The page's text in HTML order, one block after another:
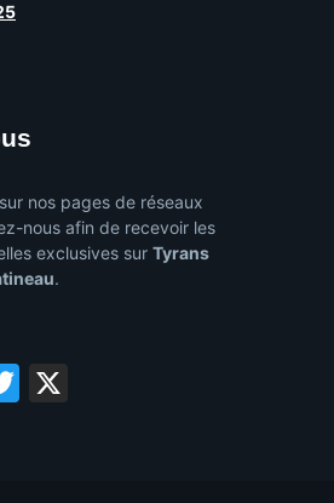
nos pages de réseaux
nous afin de recevoir les
exclusives sur Tyrans
.
Twitter